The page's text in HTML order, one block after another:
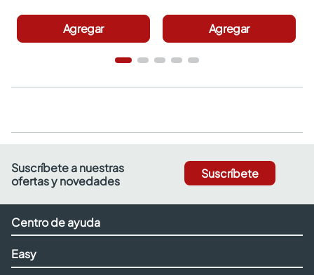
Agregar Agregar
Suscríbete a nuestras
ofertas y novedades
Suscríbete
Centro de ayuda
Easy